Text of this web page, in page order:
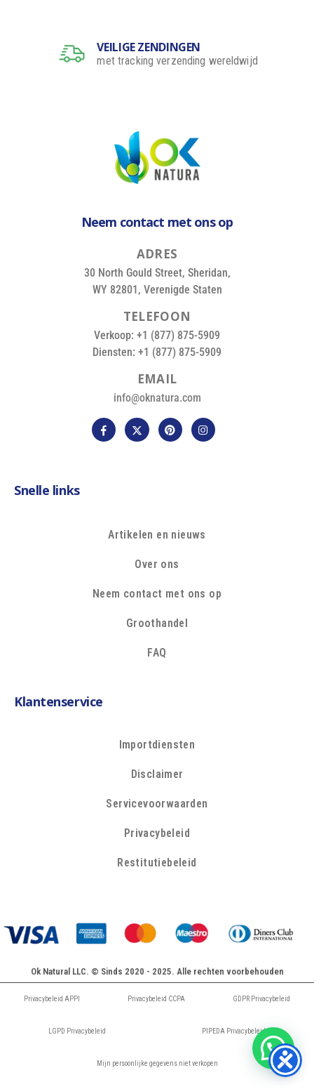
VEILIGE ZENDINGEN
met tracking verzending wereldwijd
Neem contact met ons op
ADRES
30 North Gould Street, Sheridan,
WY 82801, Verenigde Staten
TELEFOON
Verkoop: +1 (877) 875-5909
Diensten: +1 (877) 875-5909
EMAIL
info@oknatura.com
Snelle links
Artikelen en nieuws
Over ons
Neem contact met ons op
Groothandel
FAQ
Klantenservice
Importdiensten
Disclaimer
Servicevoorwaarden
Privacybeleid
Restitutiebeleid
Ok Natural LLC. © Sinds 2020 - 2025. Alle rechten voorbehouden
Privacybeleid APPI Privacybeleid CCPA GDPR Privacybeleid
LGPD Privacybeleid PIPEDA Privacybeleid
Mijn persoonlijke gegevens niet verkopen